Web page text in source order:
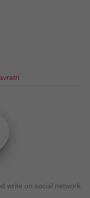
write on social network.